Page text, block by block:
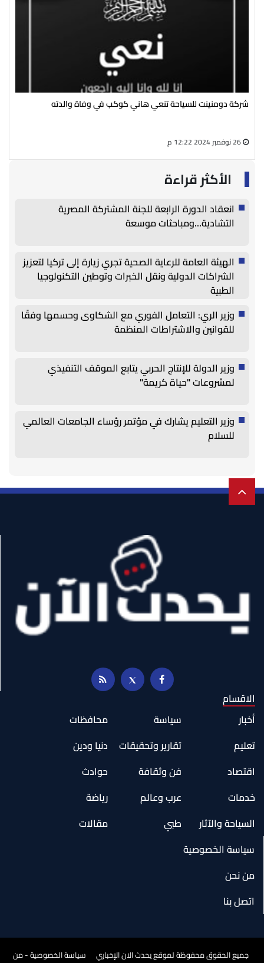
شركة دومنينت للسياحة تنعي هاني كوكب في وفاة والدته
الأكثر قراءة
انعقاد الدورة الرابعة للجنة المشتركة المصرية
التشادية…ومباحثات موسعة
الهيئة العامة للرعاية الصحية تجري زيارة إلى تركيا لتعزيز
الشراكات الدولية ونقل الخبرات وتوطين التكنولوجيا
الطبية
وزير الري: التعامل الفوري مع الشكاوى وحسمها وفقًا
للقوانين والاشتراطات المنظمة
وزير الدولة للإنتاج الحربي يتابع الموقف التنفيذي
لمشروعات "حياة كريمة"
وزير التعليم يشارك في مؤتمر رؤساء الجامعات العالمي
للسلام
الاقسام
أخبار
سياسة
محافظات
تعليم
تقارير وتحقيقات
دنيا ودين
اقتصاد
فن وثقافة
حوادث
خدمات
عرب وعالم
رياضة
السياحة والآثار
طبي
مقالات
سياسة الخصوصية
من نحن
اتصل بنا
جميع الحقوق محفوظة لموقع يحدث الان الإخباري سياسة الخصوصية - من